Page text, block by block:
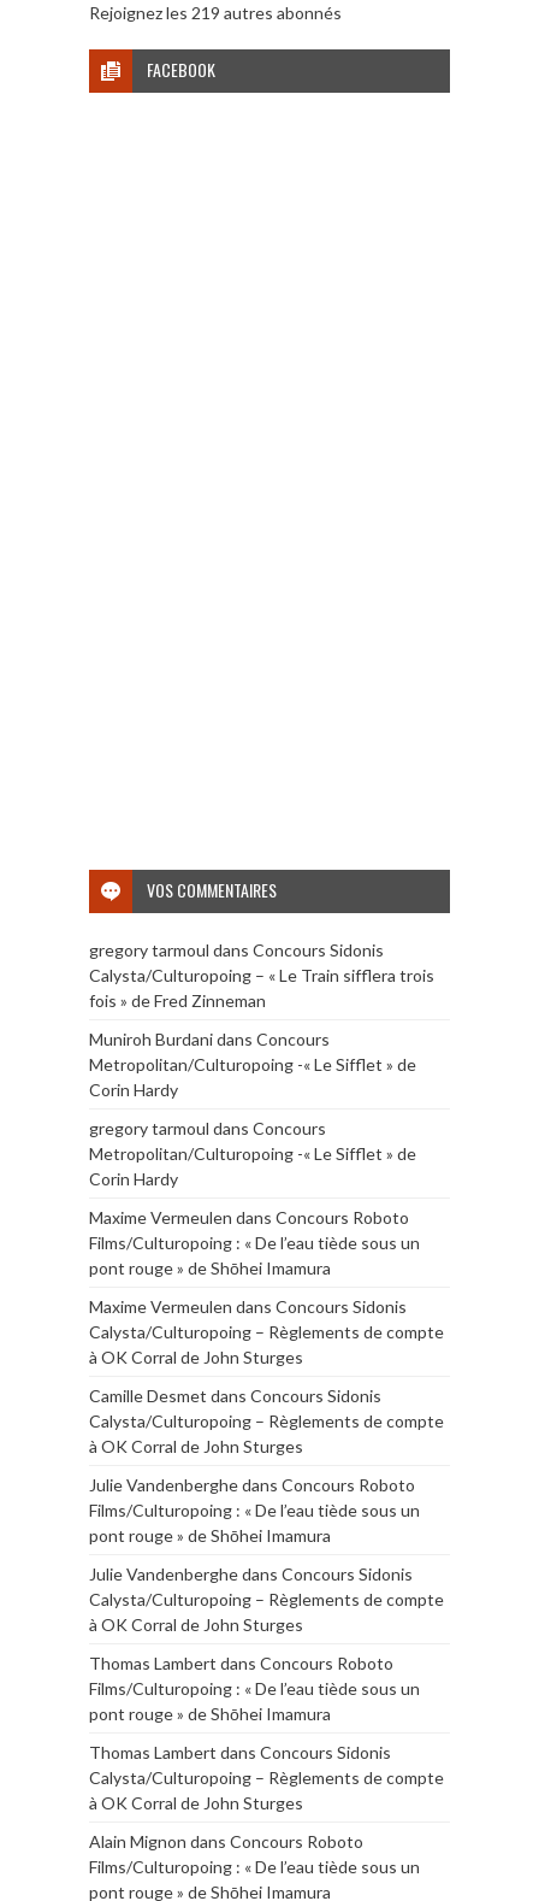
Rejoignez les 219 autres abonnés
FACEBOOK
VOS COMMENTAIRES
gregory tarmoul dans Concours Sidonis
Calysta/Culturopoing – « Le Train sifflera trois
fois » de Fred Zinneman
Muniroh Burdanidans Concours
Metropolitan/Culturopoing -« Le Sifflet » de
Corin Hardy
gregory tarmoul dans Concours
Metropolitan/Culturopoing -« Le Sifflet » de
Corin Hardy
Maxime Vermeulen dans Concours Roboto
Films/Culturopoing : « De l’eau tiède sous un
pont rouge » de Shōhei Imamura
Maxime Vermeulen dans Concours Sidonis
Calysta/Culturopoing – Règlements de compte
à OK Corral de John Sturges
Camille Desmet dans Concours Sidonis
Calysta/Culturopoing – Règlements de compte
à OK Corral de John Sturges
Julie Vandenberghedans Concours Roboto
Films/Culturopoing : « De l’eau tiède sous un
pont rouge » de Shōhei Imamura
Julie Vandenberghedans Concours Sidonis
Calysta/Culturopoing – Règlements de compte
à OK Corral de John Sturges
Thomas Lambert dans Concours Roboto
Films/Culturopoing : « De l’eau tiède sous un
pont rouge » de Shōhei Imamura
Thomas Lambert dans Concours Sidonis
Calysta/Culturopoing – Règlements de compte
à OK Corral de John Sturges
Alain Mignon dans Concours Roboto
Films/Culturopoing : « De l’eau tiède sous un
pont rouge » de Shōhei Imamura